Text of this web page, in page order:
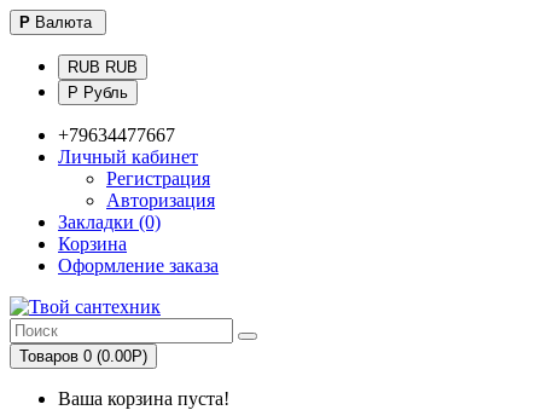
Р Валюта
RUB RUB
Р Рубль
+79634477667
Личный кабинет
Регистрация
Авторизация
Закладки (0)
Корзина
Оформление заказа
Товаров 0 (0.00Р)
Ваша корзина пуста!